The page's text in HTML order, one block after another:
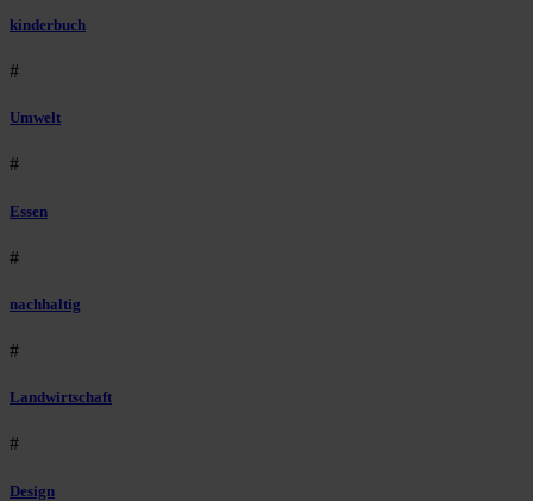
kinderbuch
#
Umwelt
#
Essen
#
nachhaltig
#
Landwirtschaft
#
Design